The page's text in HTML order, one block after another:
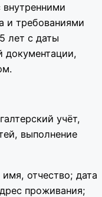
внутренними
и требованиями
лет с даты
документации,
учёт,
выполнение
отчество; дата
проживания;